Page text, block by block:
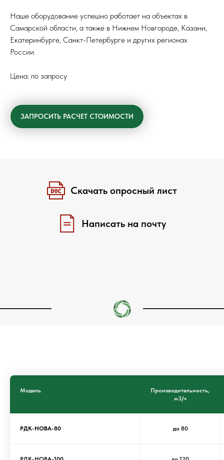
Наше оборудование успешно работает на объектах в
Самарской области, а также в Нижнем Новгороде, Казани,
Екатеринбурге, Санкт-Петербурге и других регионах
России.
Цена: по запросу
ЗАПРОСИТЬ РАСЧЕТ СТОИМОСТИ
Скачать опросный лист
Написать на почту
Модель
Производительность,
м3/ч
РДК-НОВА-80 до 80